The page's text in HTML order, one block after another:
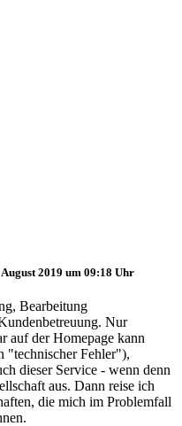
August 2019 um 09:18 Uhr
Bearbeitung
Nur
auf der Homepage kann
"technischer Fehler"),
dieser Service - wenn denn
aus. Dann reise ich
die mich im Problemfall